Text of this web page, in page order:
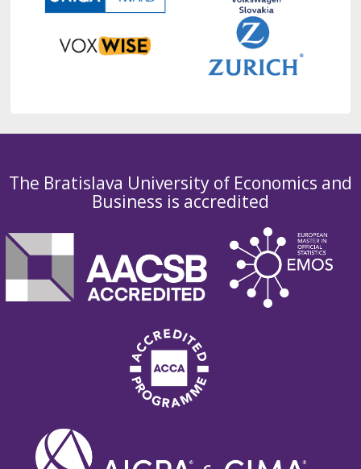
The Bratislava University of Economics and
Business is accredited